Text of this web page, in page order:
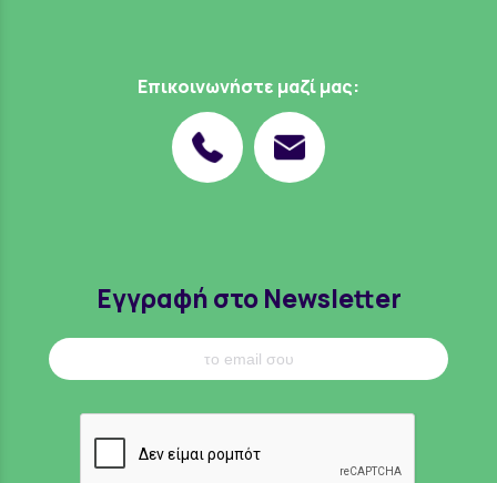
Επικοινωνήστε μαζί μας:
Εγγραφή στο Newsletter